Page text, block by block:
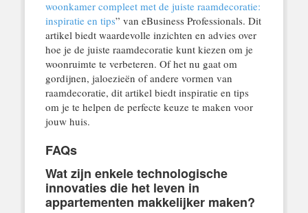
woonkamer compleet met de juiste raamdecoratie:
inspiratie en tips” van eBusiness Professionals. Dit
artikel biedt waardevolle inzichten en advies over
hoe je de juiste raamdecoratie kunt kiezen om je
woonruimte te verbeteren. Of het nu gaat om
gordijnen, jaloezieën of andere vormen van
raamdecoratie, dit artikel biedt inspiratie en tips
om je te helpen de perfecte keuze te maken voor
jouw huis.
FAQs
Wat zijn enkele technologische
innovaties die het leven in
appartementen makkelijker maken?